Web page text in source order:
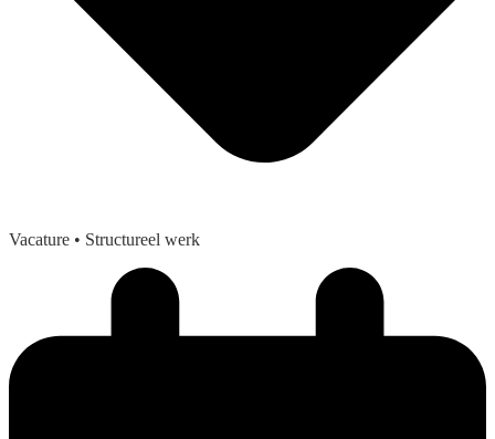
Vacature • Structureel werk